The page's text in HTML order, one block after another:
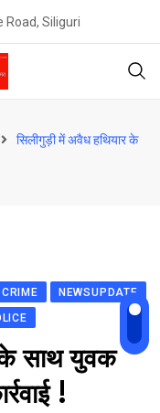
Road, Siliguri
सिलीगुड़ी में अवैध हथियार के
CRIME
NEWSUPDATE
के साथ युवक
!